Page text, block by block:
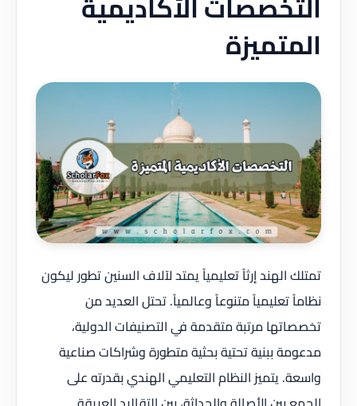
الهند إرثاً تعليمياً يمتد لآلاف السنين تطور ليكون
تعليمياً متنوعاً وعالمياً. تحتل العديد من
مرتبة متقدمة في التصنيفات الدولية،
ببنية تحتية بحثية متطورة وشراكات صناعية
يتميز النظام التعليمي الهندي بقدرته على